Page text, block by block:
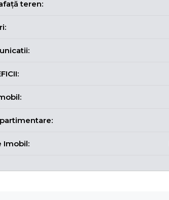
teren:
Imobil: